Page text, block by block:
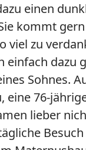
einen
kommt
viel zu
einfach dazu
Sohnes.
eine 76-
lieber